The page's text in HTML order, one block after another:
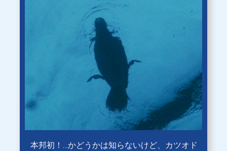
本邦初！…かどうかは知らないけど、カツオド